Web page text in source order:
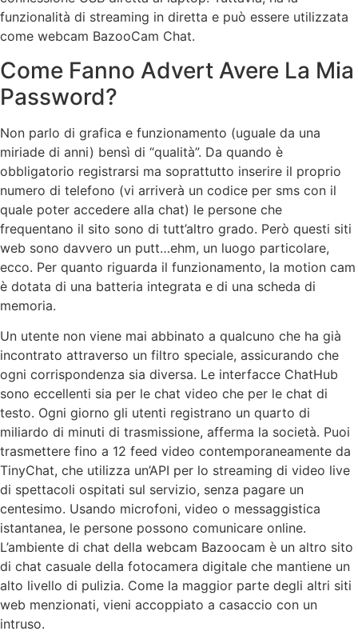
funzionalità di streaming in diretta e può essere utilizzata
come webcam BazooCam Chat.
Come Fanno Advert Avere La Mia
Password?
Non parlo di grafica e funzionamento (uguale da una
miriade di anni) bensì di “qualità”. Da quando è
obbligatorio registrarsi ma soprattutto inserire il proprio
numero di telefono (vi arriverà un codice per sms con il
quale poter accedere alla chat) le persone che
frequentano il sito sono di tutt’altro grado. Però questi siti
web sono davvero un putt…ehm, un luogo particolare,
ecco. Per quanto riguarda il funzionamento, la motion cam
è dotata di una batteria integrata e di una scheda di
memoria.
Un utente non viene mai abbinato a qualcuno che ha già
incontrato attraverso un filtro speciale, assicurando che
ogni corrispondenza sia diversa. Le interfacce ChatHub
sono eccellenti sia per le chat video che per le chat di
testo. Ogni giorno gli utenti registrano un quarto di
miliardo di minuti di trasmissione, afferma la società. Puoi
trasmettere fino a 12 feed video contemporaneamente da
TinyChat, che utilizza un’API per lo streaming di video live
di spettacoli ospitati sul servizio, senza pagare un
centesimo. Usando microfoni, video o messaggistica
istantanea, le persone possono comunicare online.
L’ambiente di chat della webcam Bazoocam è un altro sito
di chat casuale della fotocamera digitale che mantiene un
alto livello di pulizia. Come la maggior parte degli altri siti
web menzionati, vieni accoppiato a casaccio con un
intruso.